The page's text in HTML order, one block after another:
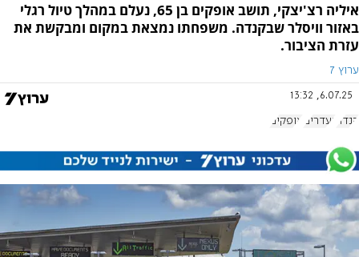
איליה רצ'יצקי, תושב אופקים בן 65, נעלם במהלך טיול רגלי
באזור וויסלר שבקנדה. משפחתו נמצאת במקום ומבקשת את
עזרת הציבור.
ערוץ 7
6.07.25, 13:32
קנדה נעדרים אופקים